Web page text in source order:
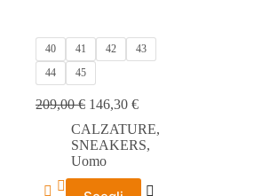
40 41 42
43
44
45
209,00€ 146,30 €
CALZATURE,
SNEAKERS,
Uomo
Questo